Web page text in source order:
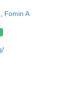
Fomin A